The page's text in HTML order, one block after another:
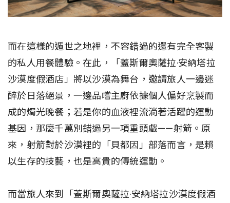
而在這樣的遁世之地裡，不容錯過的還有完全客製
的私人用餐體驗。在此，「蓋斯爾奧薩拉·安納塔拉
沙漠度假酒店」將以沙漠為舞台，邀請旅人一邊迷
醉於日落絕景，一邊品嚐主廚依據個人偏好烹製而
成的燭光晚餐；若是你的血液裡流淌著活躍的運動
基因，那麼千萬別錯過另一項重頭戲——射箭。原
來，射箭對於沙漠裡的「貝都因」部落而言，是賴
以生存的技藝，也是高貴的傳統運動。
而當旅人來到「蓋斯爾奧薩拉·安納塔拉沙漠度假酒